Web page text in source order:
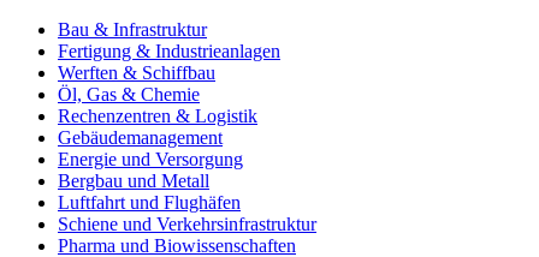
Bau & Infrastruktur
Fertigung & Industrieanlagen
Werften & Schiffbau
Öl, Gas & Chemie
Rechenzentren & Logistik
Gebäudemanagement
Energie und Versorgung
Bergbau und Metall
Luftfahrt und Flughäfen
Schiene und Verkehrsinfrastruktur
Pharma und Biowissenschaften